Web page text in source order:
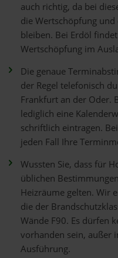
auch richtig, da bei
die Wertschöpfung
bleiben. Bei Erdöl
Wertschöpfung im
Die genaue
der Regel telefonisch
Frankfurt an der Oder.
lediglich eine
schriftlich eintragen.
jeden Fall Ihre
Wussten Sie, dass für
üblichen
Heizräume gelten. Wir
die der
Wände F90. Es dürfen
vorhanden sein, außer
Ausführung.